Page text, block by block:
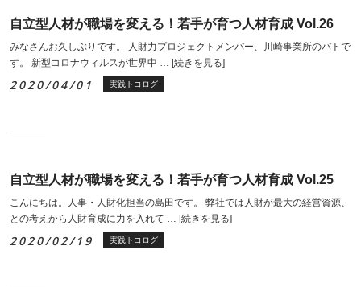
自立型人材が職場を変える！若手が育つ人材育成 Vol.26
みなさんお久しぶりです。 人財力プロジェクトメンバー、川崎事業所のバトで
す。 新型コロナウィルスが世界中 … [続きを見る]
2020/04/01 実践トコログ
自立型人材が職場を変える！若手が育つ人材育成 Vol.25
こんにちは。人事・人財化担当の島田です。 弊社では人財が最大の経営資源、
との考えから人財育成に力を入れて … [続きを見る]
2020/02/19 実践トコログ